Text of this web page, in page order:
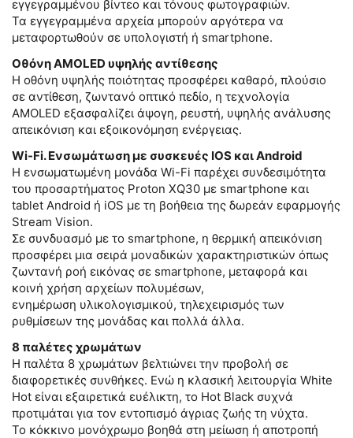
εγγεγραμμένου βίντεο και τόνους φωτογραφιών.
Τα εγγεγραμμένα αρχεία μπορούν αργότερα να
μεταφορτωθούν σε υπολογιστή ή smartphone.
Οθόνη AMOLED υψηλής αντίθεσης
Η οθόνη υψηλής ποιότητας προσφέρει καθαρό, πλούσιο
σε αντίθεση, ζωντανό οπτικό πεδίο, η τεχνολογία
AMOLED εξασφαλίζει άψογη, ρευστή, υψηλής ανάλυσης
απεικόνιση και εξοικονόμηση ενέργειας.
Wi-Fi. Ενσωμάτωση με συσκευές IOS και Android
Η ενσωματωμένη μονάδα Wi-Fi παρέχει συνδεσιμότητα
του προσαρτήματος Proton XQ30 με smartphone και
tablet Android ή iOS με τη βοήθεια της δωρεάν εφαρμογής
Stream Vision.
Σε συνδυασμό με το smartphone, η θερμική απεικόνιση
προσφέρει μια σειρά μοναδικών χαρακτηριστικών όπως
ζωντανή ροή εικόνας σε smartphone, μεταφορά και
κοινή χρήση αρχείων πολυμέσων,
ενημέρωση υλικολογισμικού, τηλεχειρισμός των
ρυθμίσεων της μονάδας και πολλά άλλα.
8 παλέτες χρωμάτων
Η παλέτα 8 χρωμάτων βελτιώνει την προβολή σε
διαφορετικές συνθήκες. Ενώ η κλασική λειτουργία White
Hot είναι εξαιρετικά ευέλικτη, το Hot Black συχνά
προτιμάται για τον εντοπισμό άγριας ζωής τη νύχτα.
Το κόκκινο μονόχρωμο βοηθά στη μείωση ή αποτροπή